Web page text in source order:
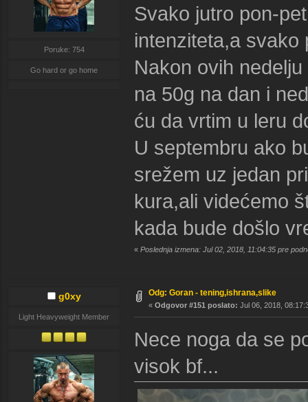
Poruke: 754
Go hard or go home
Svako jutro pon-
intenziteta,a svako
Nakon ovih
na 50g na dan i
ću da vrtim u leru
U septembru ako
srežem uz jedan
kura,ali videćemo
kada bude došlo
« Poslednja izmena: Jul 02, 2018, 11:04:35 pre
g0xy
Light Heavyweight Member
Odg: Goran - tening,ishrana,slike
« Odgovor #151 poslato: Jul 06, 2018,
Nece noga da se
visok bf...